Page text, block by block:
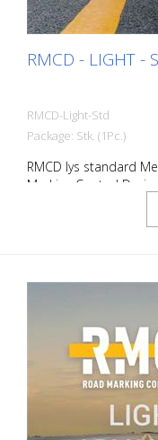
RMCD - LIGHT -
RMCD-Light-Std
Package: Stk. (1Pc.)
RMCD lys standard
Marking Control
helt nyt system til
kontrol af - Hastighed
airspray-systemer -
mærkningsarbejde
mærkningskvalitet
din standarddyse og dit
standardmateriale.
optimal lagtykkelse